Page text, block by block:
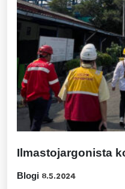
Ilmastojargonista
Blogi 8.5.2024